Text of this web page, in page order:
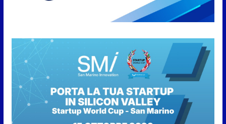
8 Agosto 2026